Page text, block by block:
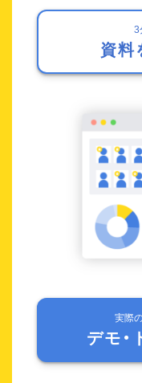
3
資料
実際
デモ